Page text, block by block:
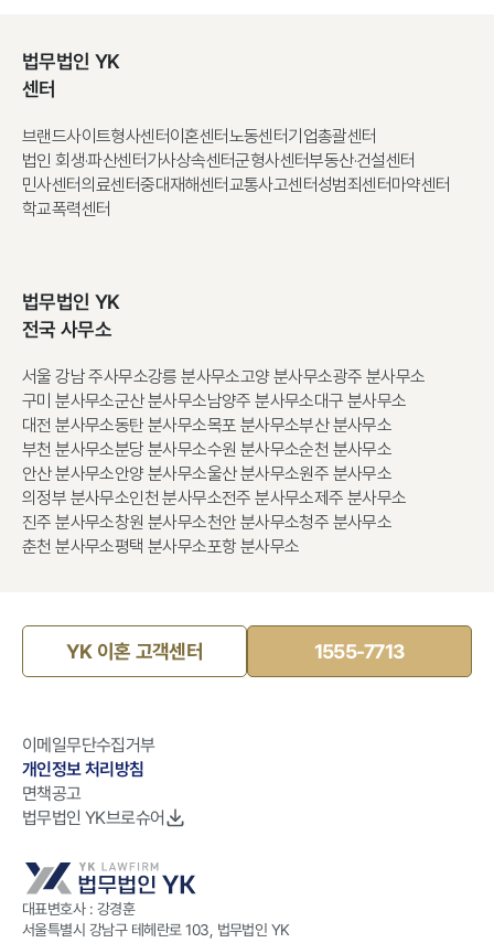
법무법인 YK
센터
브랜드사이트형사센터이혼센터노동센터기업총괄센터
법인 회생·파산센터가사상속센터군형사센터부동산·건설센터
민사센터의료센터중대재해센터교통사고센터성범죄센터마약센터
학교폭력센터
법무법인 YK
전국 사무소
서울 강남 주사무소강릉 분사무소고양 분사무소광주 분사무소
구미 분사무소군산 분사무소남양주 분사무소대구 분사무소
대전 분사무소동탄 분사무소목포 분사무소부산 분사무소
부천 분사무소분당 분사무소수원 분사무소순천 분사무소
안산 분사무소안양 분사무소울산 분사무소원주 분사무소
의정부 분사무소인천 분사무소전주 분사무소제주 분사무소
진주 분사무소창원 분사무소천안 분사무소청주 분사무소
춘천 분사무소평택 분사무소포항 분사무소
YK 이혼 고객센터 1555-7713
이메일무단수집거부
개인정보 처리방침
면책공고
법무법인 YK브로슈어
대표변호사 : 강경훈
서울특별시 강남구 테헤란로 103, 법무법인 YK